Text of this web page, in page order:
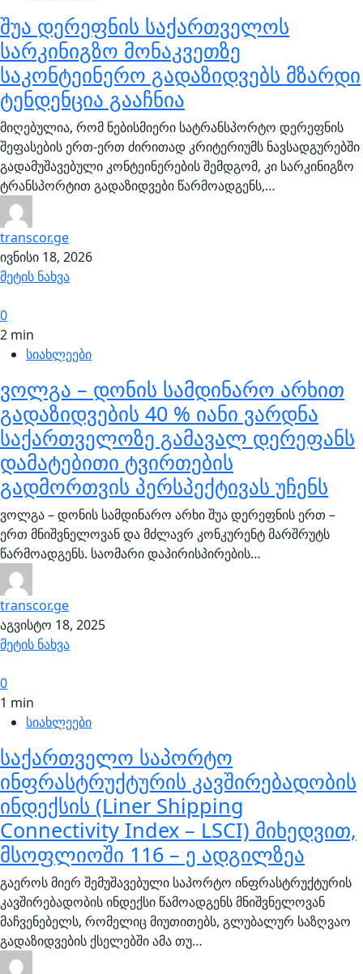
შუა დერეფნის საქართველოს
სარკინიგზო მონაკვეთზე
საკონტეინერო გადაზიდვებს მზარდი
ტენდენცია გააჩნია
მიღებულია, რომ ნებისმიერი სატრანსპორტო დერეფნის
შეფასების ერთ-ერთ ძირითად კრიტერიუმს ნავსადგურებში
გადამუშავებული კონტეინერების შემდგომ, კი სარკინიგზო
ტრანსპორტით გადაზიდვები წარმოადგენს,…
transcor.ge
ივნისი 18, 2026
მეტის ნახვა
0
2 min
სიახლეები
ვოლგა – დონის სამდინარო არხით
გადაზიდვების 40 % იანი ვარდნა
საქართველოზე გამავალ დერეფანს
დამატებითი ტვირთების
გადმორთვის პერსპექტივას უჩენს
ვოლგა – დონის სამდინარო არხი შუა დერეფნის ერთ –
ერთ მნიშვნელოვან და მძლავრ კონკურენტ მარშრუტს
წარმოადგენს. საომარი დაპირისპირების…
transcor.ge
აგვისტო 18, 2025
მეტის ნახვა
0
1 min
სიახლეები
საქართველო საპორტო
ინფრასტრუქტურის კავშირებადობის
ინდექსის (Liner Shipping
Connectivity Index – LSCI) მიხედვით,
მსოფლიოში 116 – ე ადგილზეა
გაეროს მიერ შემუშავებული საპორტო ინფრასტრუქტურის
კავშირებადობის ინდექსი წამოადგენს მნიშვნელოვან
მაჩვენებელს, რომელიც მიუთითებს, გლუბალურ საზღვაო
გადაზიდვების ქსელებში ამა თუ…